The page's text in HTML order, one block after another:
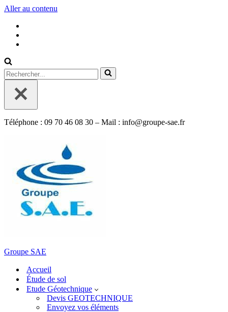
Aller au contenu
Rechercher...
Téléphone : 09 70 46 08 30 – Mail : info@groupe-sae.fr
Groupe SAE
Accueil
Étude de sol
Etude Géotechnique
Devis GEOTECHNIQUE
Envoyez vos éléments